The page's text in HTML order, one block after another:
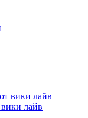
лайв